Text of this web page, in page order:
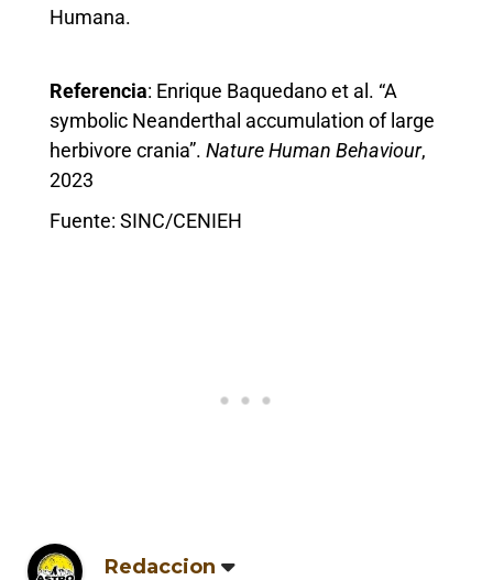
Humana.
Referencia: Enrique Baquedano et al. “A
symbolic Neanderthal accumulation of large
herbivore crania”. Nature Human Behaviour,
2023
Fuente: SINC/CENIEH
Redaccion